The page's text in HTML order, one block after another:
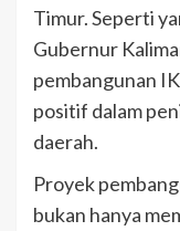
Timur. Seperti
Gubernur
pembangunan
positif dalam
daerah.
Proyek
bukan hanya